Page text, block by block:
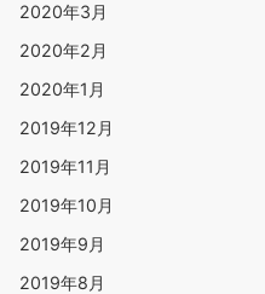
2020年3月
2020年2月
2020年1月
2019年12月
2019年11月
2019年10月
2019年9月
2019年8月